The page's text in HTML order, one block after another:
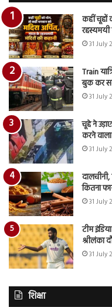
कहीं चूहों
रहस्यमयी
31 July
Train
बुक कर
31 July
चूहे ने
करने
31 July
कितना
31 July
टीम
श्रीलंका
31 July
शिक्षा